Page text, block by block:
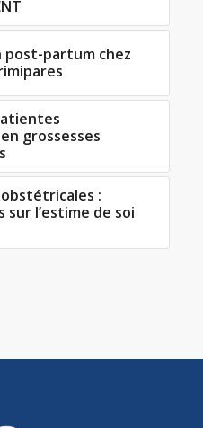
post-partum chez
grossesses
:
sur l’estime de soi